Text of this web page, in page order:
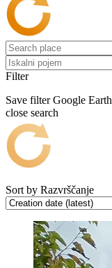
Filter
Save filter Google Earth
close search
Sort by Razvrščanje